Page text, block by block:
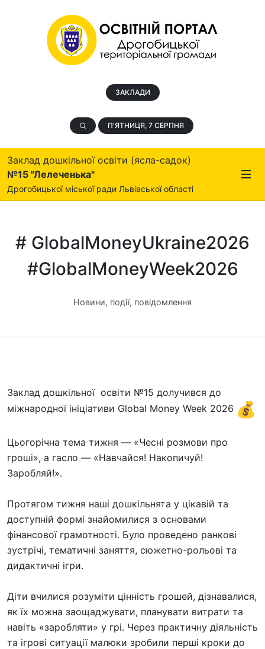
ЗАКЛАДИ
П'ЯТНИЦЯ, 7 СЕРПНЯ
Заклад дошкільної освіти (ясла-садок)
№15 "Лелеченька"
Дрогобицької міської ради Львівської області
# GlobalMoneyUkraine2026
#GlobalMoneyWeek2026
Новини, події, повідомлення
Заклад дошкільної освіти №15 долучився до
міжнародної ініціативи Global Money Week 2026
Цьогорічна тема тижня — «Чесні розмови про
гроші», а гасло — «Навчайся! Накопичуй!
Заробляй!».
Протягом тижня наші дошкільнята у цікавій та
доступній формі знайомилися з основами
фінансової грамотності. Було проведено ранкові
зустрічі, тематичні заняття, сюжетно-рольові та
дидактичні ігри.
Діти вчилися розуміти цінність грошей, дізнавалися,
як їх можна заощаджувати, планувати витрати та
навіть «заробляти» у грі. Через практичну діяльність
та ігрові ситуації малюки зробили перші кроки до